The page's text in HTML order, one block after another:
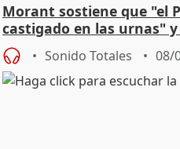
Morant sostiene que "el
castigado en las urnas"
cambio"
Sonido Totales 08/